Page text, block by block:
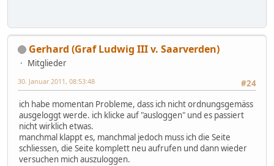
Gerhard (Graf Ludwig III v. Saarverden)
Mitglieder
#24
30. Januar 2011, 08:53:48
ich habe momentan Probleme, dass ich nicht ordnungsgemäss
ausgeloggt werde. ich klicke auf "ausloggen" und es passiert
nicht wirklich etwas.
manchmal klappt es, manchmal jedoch muss ich die Seite
schliessen, die Seite komplett neu aufrufen und dann wieder
versuchen mich auszuloggen.